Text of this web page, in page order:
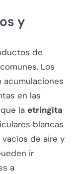
y
de
Los
acumulaciones
en las
la etringita
blancas
de aire y
ir
a